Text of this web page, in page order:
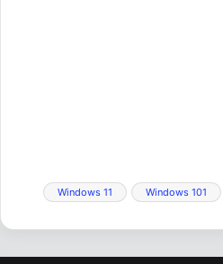
Windows 101
Windows 11